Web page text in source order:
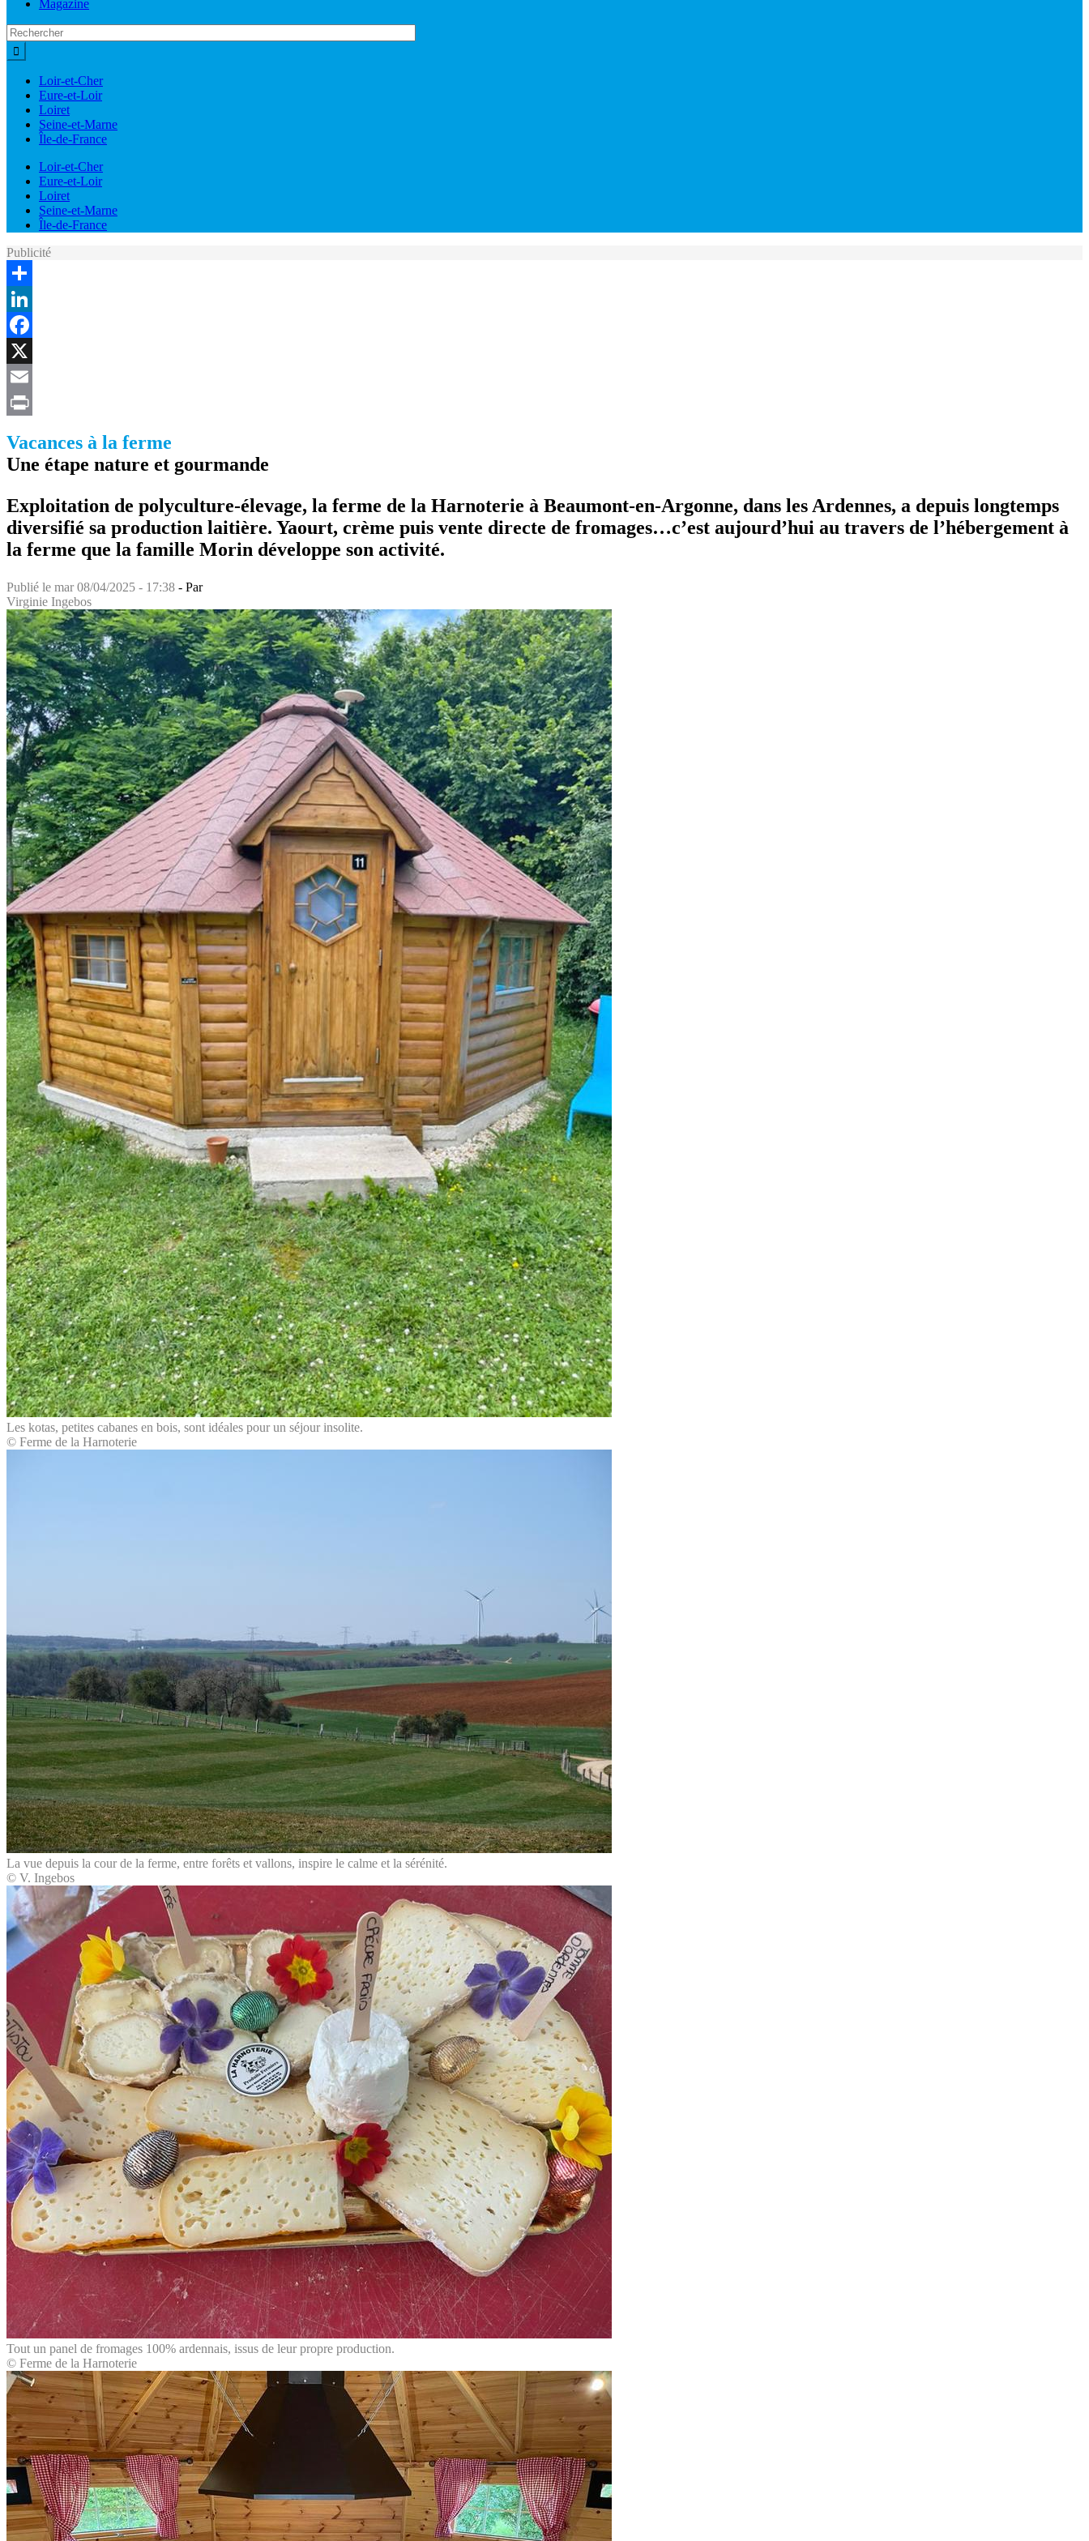
Magazine
Loir-et-Cher
Eure-et-Loir
Loiret
Seine-et-Marne
Île-de-France
Loir-et-Cher
Eure-et-Loir
Loiret
Seine-et-Marne
Île-de-France
Publicité
Share
LinkedIn
Facebook
X
Email
Vacances à la ferme
Une étape nature et gourmande
Exploitation de polyculture-élevage, la ferme de la Harnoterie à Beaumont-en-Argonne, dans les Ardennes, a depuis longtemps
diversifié sa production laitière. Yaourt, crème puis vente directe de fromages…c’est aujourd’hui au travers de l’hébergement à
la ferme que la famille Morin développe son activité.
Publié le mar 08/04/2025 - 17:38 - Par
Virginie Ingebos
Les kotas, petites cabanes en bois, sont idéales pour un séjour insolite.
© Ferme de la Harnoterie
La vue depuis la cour de la ferme, entre forêts et vallons, inspire le calme et la sérénité.
© V. Ingebos
Tout un panel de fromages 100% ardennais, issus de leur propre production.
© Ferme de la Harnoterie